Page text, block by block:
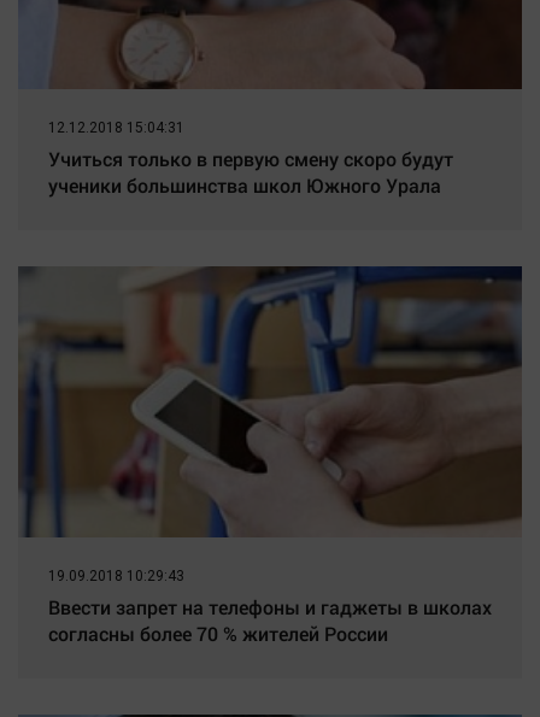
12.12.2018 15:04:31
Учиться только в первую смену скоро будут
ученики большинства школ Южного Урала
19.09.2018 10:29:43
Ввести запрет на телефоны и гаджеты в школах
согласны более 70 % жителей России